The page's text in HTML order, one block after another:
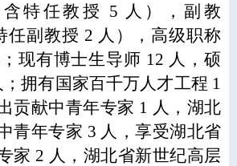
含特任教授 5 人）
，副教
任副教授 2 人）
，高级职称
；现有博士生导师 12 人，硕
；拥有国家百千万人才工程 1
贡献中青年专家 1 人，湖北
青年专家 3 人，享受湖北省
家 2 人，湖北省新世纪高层